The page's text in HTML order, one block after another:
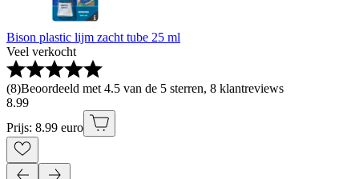
Bison plastic lijm zacht tube 25 ml
Veel verkocht
(8)Beoordeeld met 4.5 van de 5 sterren, 8 klantreviews
8.99
Prijs: 8.99 euro